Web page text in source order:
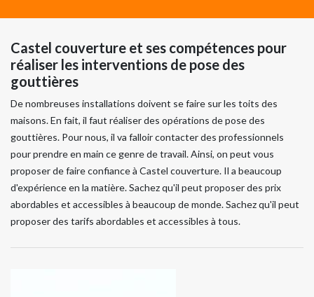
Castel couverture et ses compétences pour
réaliser les interventions de pose des
gouttières
De nombreuses installations doivent se faire sur les toits des
maisons. En fait, il faut réaliser des opérations de pose des
gouttières. Pour nous, il va falloir contacter des professionnels
pour prendre en main ce genre de travail. Ainsi, on peut vous
proposer de faire confiance à Castel couverture. Il a beaucoup
d'expérience en la matière. Sachez qu'il peut proposer des prix
abordables et accessibles à beaucoup de monde. Sachez qu'il peut
proposer des tarifs abordables et accessibles à tous.